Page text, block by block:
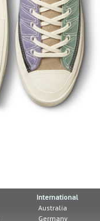
International
Australia
Germany